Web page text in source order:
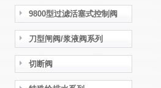
9800型过滤活塞式控制阀
刀型闸阀/浆液阀系列
切断阀